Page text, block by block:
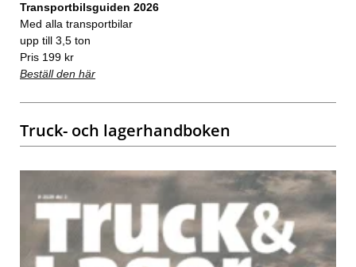
Transportbilsguiden 2026
Med alla transportbilar
upp till 3,5 ton
Pris 199 kr
Beställ den här
Truck- och lagerhandboken